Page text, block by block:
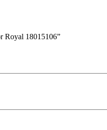
Royal 18015106”